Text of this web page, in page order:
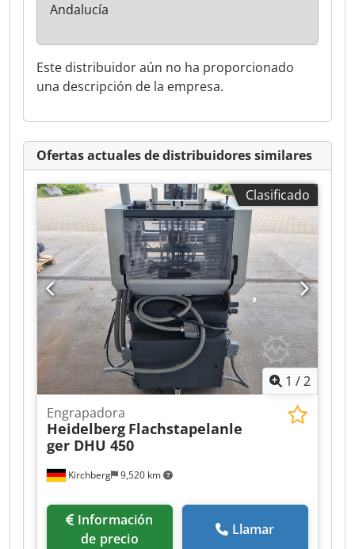
Este distribuidor aún no ha proporcionado
una descripción de la empresa.
Andalucía
Ofertas actuales de distribuidores similares
Clasificado
1 /2
Kirchberg 9,520 km
Engrapadora
Heidelberg Flachstapelanle
ger DHU 450
de precio
Llamar